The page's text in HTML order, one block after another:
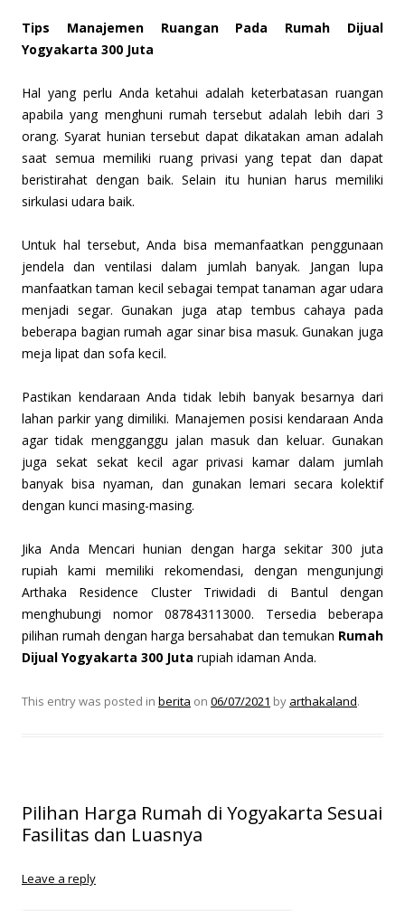
Tips Manajemen Ruangan Pada Rumah Dijual
Yogyakarta 300 Juta
Hal yang perlu Anda ketahui adalah keterbatasan ruangan
apabila yang menghuni rumah tersebut adalah lebih dari 3
orang. Syarat hunian tersebut dapat dikatakan aman adalah
saat semua memiliki ruang privasi yang tepat dan dapat
beristirahat dengan baik. Selain itu hunian harus memiliki
sirkulasi udara baik.
Untuk hal tersebut, Anda bisa memanfaatkan penggunaan
jendela dan ventilasi dalam jumlah banyak. Jangan lupa
manfaatkan taman kecil sebagai tempat tanaman agar udara
menjadi segar. Gunakan juga atap tembus cahaya pada
beberapa bagian rumah agar sinar bisa masuk. Gunakan juga
meja lipat dan sofa kecil.
Pastikan kendaraan Anda tidak lebih banyak besarnya dari
lahan parkir yang dimiliki. Manajemen posisi kendaraan Anda
agar tidak mengganggu jalan masuk dan keluar. Gunakan
juga sekat sekat kecil agar privasi kamar dalam jumlah
banyak bisa nyaman, dan gunakan lemari secara kolektif
dengan kunci masing-masing.
Jika Anda Mencari hunian dengan harga sekitar 300 juta
rupiah kami memiliki rekomendasi, dengan mengunjungi
Arthaka Residence Cluster Triwidadi di Bantul dengan
menghubungi nomor 087843113000. Tersedia beberapa
pilihan rumah dengan harga bersahabat dan temukan Rumah
Dijual Yogyakarta 300 Juta rupiah idaman Anda.
This entry was posted in berita on 06/07/2021 by arthakaland.
Pilihan Harga Rumah di Yogyakarta Sesuai
Fasilitas dan Luasnya
Leave a reply